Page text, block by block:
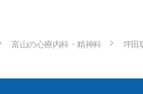
富山の心療内科・精神科
坪田